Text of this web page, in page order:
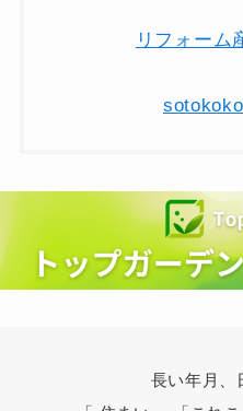
リフォーム
sotokoko
長い年月、